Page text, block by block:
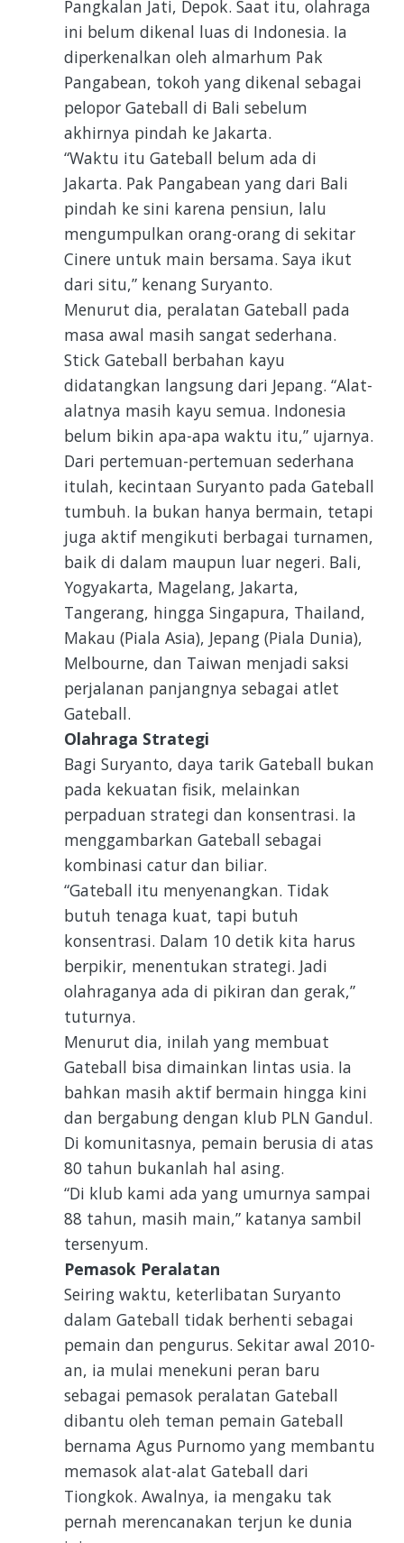
Pangkalan Jati, Depok. Saat itu, olahraga
ini belum dikenal luas di Indonesia. Ia
diperkenalkan oleh almarhum Pak
Pangabean, tokoh yang dikenal sebagai
pelopor Gateball di Bali sebelum
akhirnya pindah ke Jakarta.
“Waktu itu Gateball belum ada di
Jakarta. Pak Pangabean yang dari Bali
pindah ke sini karena pensiun, lalu
mengumpulkan orang-orang di sekitar
Cinere untuk main bersama. Saya ikut
dari situ,” kenang Suryanto.
Menurut dia, peralatan Gateball pada
masa awal masih sangat sederhana.
Stick Gateball berbahan kayu
didatangkan langsung dari Jepang. “Alat-
alatnya masih kayu semua. Indonesia
belum bikin apa-apa waktu itu,” ujarnya.
Dari pertemuan-pertemuan sederhana
itulah, kecintaan Suryanto pada Gateball
tumbuh. Ia bukan hanya bermain, tetapi
juga aktif mengikuti berbagai turnamen,
baik di dalam maupun luar negeri. Bali,
Yogyakarta, Magelang, Jakarta,
Tangerang, hingga Singapura, Thailand,
Makau (Piala Asia), Jepang (Piala Dunia),
Melbourne, dan Taiwan menjadi saksi
perjalanan panjangnya sebagai atlet
Gateball.
Olahraga Strategi
Bagi Suryanto, daya tarik Gateball bukan
pada kekuatan fisik, melainkan
perpaduan strategi dan konsentrasi. Ia
menggambarkan Gateball sebagai
kombinasi catur dan biliar.
“Gateball itu menyenangkan. Tidak
butuh tenaga kuat, tapi butuh
konsentrasi. Dalam 10 detik kita harus
berpikir, menentukan strategi. Jadi
olahraganya ada di pikiran dan gerak,”
tuturnya.
Menurut dia, inilah yang membuat
Gateball bisa dimainkan lintas usia. Ia
bahkan masih aktif bermain hingga kini
dan bergabung dengan klub PLN Gandul.
Di komunitasnya, pemain berusia di atas
80 tahun bukanlah hal asing.
“Di klub kami ada yang umurnya sampai
88 tahun, masih main,” katanya sambil
tersenyum.
Pemasok Peralatan
Seiring waktu, keterlibatan Suryanto
dalam Gateball tidak berhenti sebagai
pemain dan pengurus. Sekitar awal 2010-
an, ia mulai menekuni peran baru
sebagai pemasok peralatan Gateball
dibantu oleh teman pemain Gateball
bernama Agus Purnomo yang membantu
memasok alat-alat Gateball dari
Tiongkok. Awalnya, ia mengaku tak
pernah merencanakan terjun ke dunia